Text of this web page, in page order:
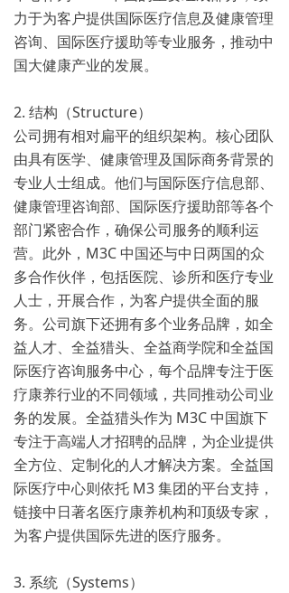
力于为客户提供国际医疗信息及健康管理
咨询、国际医疗援助等专业服务，推动中
国大健康产业的发展。
2. 结构（Structure）
公司拥有相对扁平的组织架构。核心团队
由具有医学、健康管理及国际商务背景的
专业人士组成。他们与国际医疗信息部、
健康管理咨询部、国际医疗援助部等各个
部门紧密合作，确保公司服务的顺利运
营。此外，M3C 中国还与中日两国的众
多合作伙伴，包括医院、诊所和医疗专业
人士，开展合作，为客户提供全面的服
务。公司旗下还拥有多个业务品牌，如全
益人才、全益猎头、全益商学院和全益国
际医疗咨询服务中心，每个品牌专注于医
疗康养行业的不同领域，共同推动公司业
务的发展。全益猎头作为 M3C 中国旗下
专注于高端人才招聘的品牌，为企业提供
全方位、定制化的人才解决方案。全益国
际医疗中心则依托 M3 集团的平台支持，
链接中日著名医疗康养机构和顶级专家，
为客户提供国际先进的医疗服务。
3. 系统（Systems）